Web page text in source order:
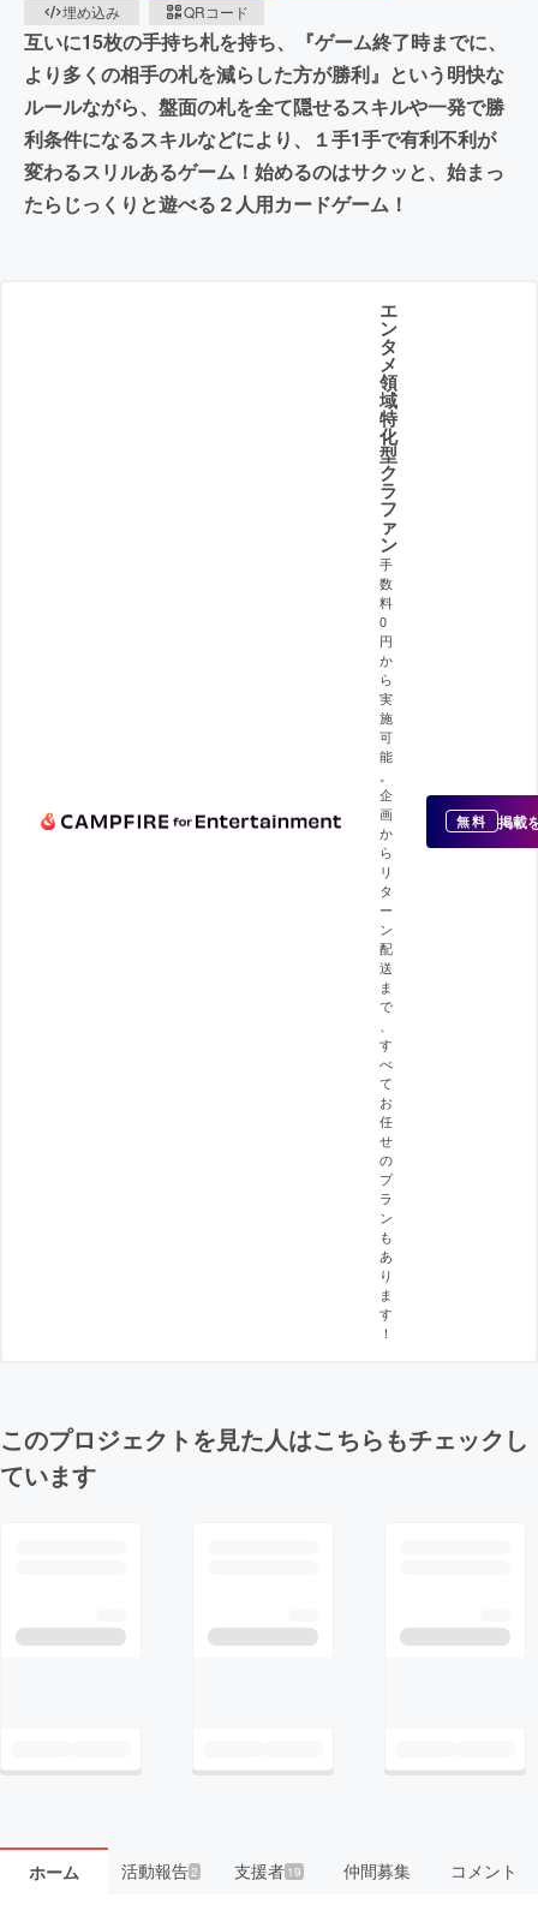
埋め込み
QRコード
互いに15枚の手持ち札を持ち、『ゲーム終了時までに、
より多くの相手の札を減らした方が勝利』という明快な
ルールながら、盤面の札を全て隠せるスキルや一発で勝
利条件になるスキルなどにより、１手1手で有利不利が
変わるスリルあるゲーム！始めるのはサクッと、始まっ
たらじっくりと遊べる２人用カードゲーム！
エ
ン
タ
メ
領
域
特
化
型
ク
ラ
フ
ァ
ン
手
数
料
0
円
か
ら
実
施
可
能
企
画
か
ら
リ
タ
ー
ン
配
送
ま
で
す
べ
て
お
任
せ
の
プ
ラ
ン
も
あ
り
ま
す
！
無料 掲載
このプロジェクトを見た人はこちらもチェックし
ています
ホーム 活動報告2 支援者 19 仲間募集 コメント